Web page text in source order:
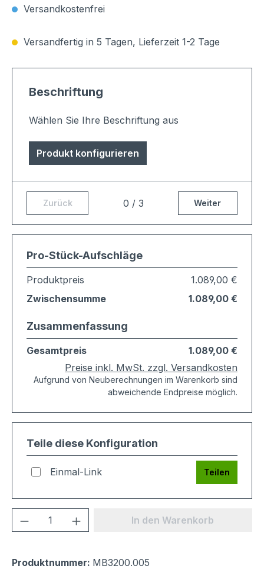
Versandkostenfrei
Versandfertig in 5 Tagen, Lieferzeit 1-2 Tage
Beschriftung
Wählen Sie Ihre Beschriftung aus
Produkt konfigurieren
Zurück 0 / 3 Weiter
Pro-Stück-Aufschläge
Produktpreis
1.089,00 €
Zwischensumme
1.089,00 €
Zusammenfassung
Gesamtpreis
1.089,00 €
Preise inkl. MwSt. zzgl. Versandkosten
Aufgrund von Neuberechnungen im Warenkorb sind
abweichende Endpreise möglich.
Teile diese Konfiguration
Einmal-Link Teilen
Produkt Anzahl: Gib denIn den Warenkorb
Produktnummer: MB3200.005